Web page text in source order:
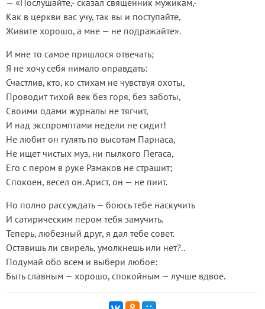
— «Послушайте,- сказал священник мужикам,-
Как в церкви вас учу, так вы и поступайте,
Живите хорошо, а мне — не подражайте».
И мне то самое пришлося отвечать;
Я не хочу себя нимало оправдать:
Счастлив, кто, ко стихам не чувствуя охоты,
Проводит тихой век без горя, без заботы,
Своими одами журналы не тягчит,
И над экспромптами недели не сидит!
Не любит он гулять по высотам Парнаса,
Не ищет чистых муз, ни пылкого Пегаса,
Его с пером в руке Рамаков не страшит;
Спокоен, весел он. Арист, он — не пиит.
Но полно рассуждать — боюсь тебе наскучить
И сатирическим пером тебя замучить.
Теперь, любезный друг, я дал тебе совет.
Оставишь ли свирель, умолкнешь или нет?..
Подумай обо всем и выбери любое:
Быть славным — хорошо, спокойным — лучше вдвое.